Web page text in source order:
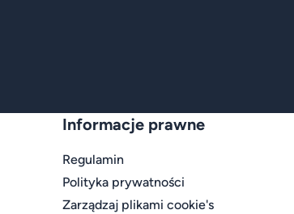
Informacje prawne
Regulamin
Polityka prywatności
Zarządzaj plikami cookie's